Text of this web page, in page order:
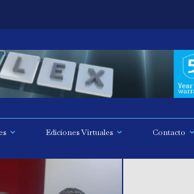
Ediciones Virtuales Contacto